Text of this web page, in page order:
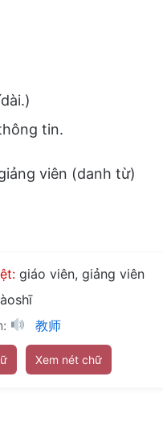
tin.
viên (danh từ)
giáo viên, giảng viên
教师
Xem nét chữ